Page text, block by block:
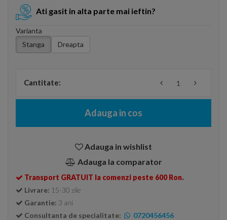
Ati gasit in alta parte mai ieftin?
Varianta
Stanga
Dreapta
Cantitate:
Adauga in cos
Adauga in wishlist
Adauga la comparator
Transport GRATUIT la comenzi peste 600 Ron.
Livrare: 15-30 zile
Garantie: 3 ani
Consultanta de specialitate:
0720456456